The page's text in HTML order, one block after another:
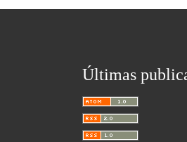
Últimas